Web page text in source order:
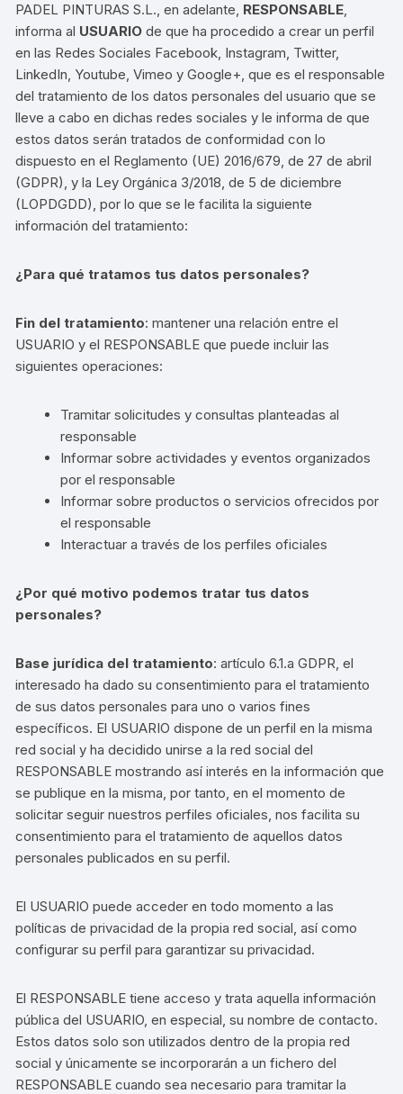
PADEL PINTURAS S.L., en adelante, RESPONSABLE,
informa al USUARIOde que ha procedido a crear un perfil
en las Redes Sociales Facebook, Instagram, Twitter,
LinkedIn, Youtube, Vimeo y Google+, que es el responsable
del tratamiento de los datos personales del usuario que se
lleve a cabo en dichas redes sociales y le informa de que
estos datos serán tratados de conformidad con lo
dispuesto en el Reglamento (UE) 2016/679, de 27 de abril
(GDPR), y la Ley Orgánica 3/2018, de 5 de diciembre
(LOPDGDD), por lo que se le facilita la siguiente
información del tratamiento:
¿Para qué tratamos tus datos personales?
Fin del tratamiento: mantener una relación entre el
USUARIO y el RESPONSABLE que puede incluir las
siguientes operaciones:
Tramitar solicitudes y consultas planteadas al
responsable
Informar sobre actividades y eventos organizados
por el responsable
Informar sobre productos o servicios ofrecidos por
el responsable
Interactuar a través de los perfiles oficiales
¿Por qué motivo podemos tratar tus datos
personales?
Base jurídica del tratamiento: artículo 6.1.a GDPR, el
interesado ha dado su consentimiento para el tratamiento
de sus datos personales para uno o varios fines
específicos. El USUARIO dispone de un perfil en la misma
red social y ha decidido unirse a la red social del
RESPONSABLE mostrando así interés en la información que
se publique en la misma, por tanto, en el momento de
solicitar seguir nuestros perfiles oficiales, nos facilita su
consentimiento para el tratamiento de aquellos datos
personales publicados en su perfil.
El USUARIO puede acceder en todo momento a las
políticas de privacidad de la propia red social, así como
configurar su perfil para garantizar su privacidad.
El RESPONSABLE tiene acceso y trata aquella información
pública del USUARIO, en especial, su nombre de contacto.
Estos datos solo son utilizados dentro de la propia red
social y únicamente se incorporarán a un fichero del
RESPONSABLE cuando sea necesario para tramitar la